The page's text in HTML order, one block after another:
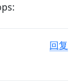
回复